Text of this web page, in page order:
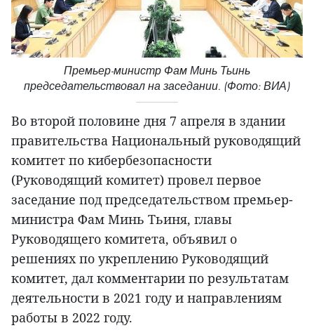
Премьер-министр Фам Минь Тьинь
председательствовал на заседании. (Фото: ВИА)
Во второй половине дня 7 апреля в здании
правительства Национальный руководящий
комитет по кибербезопасности
(Руководящий комитет) провел первое
заседание под председательством премьер-
министра Фам Минь Тьиня, главы
Руководящего комитета, объявил о
решениях по укреплению Руководящий
комитет, дал комментарии по результатам
деятельности в 2021 году и направлениям
работы в 2022 году.